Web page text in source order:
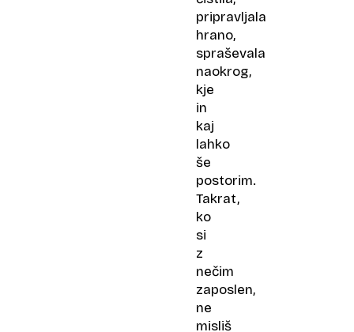
pripravljala
hrano,
spraševala
naokrog,
kje
in
kaj
lahko
še
postorim.
Takrat,
ko
si
z
nečim
zaposlen,
ne
misliš